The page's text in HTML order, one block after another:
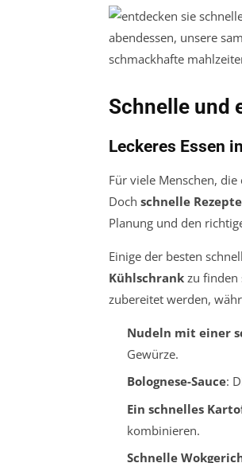
Schnelle und
Leckeres Essen
Für viele Menschen,
Doch schnelle Rezepte
Planung und den
Einige der besten
Kühlschrank zu finden
zubereitet werden,
Nudeln mit einer
Gewürze.
Bolognese-Sauce:
Ein schnelles
kombinieren.
Schnelle